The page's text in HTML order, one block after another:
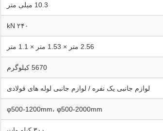
10.3 میلی متر
۲۴۰ kN
2.56 متر × 1.53 متر × 1.1 متر
5670 کیلوگرم
لوازم جانبی یک نفره / لوازم جانبی لوله های فولادی
φ500-1200mm، φ500-2000mm